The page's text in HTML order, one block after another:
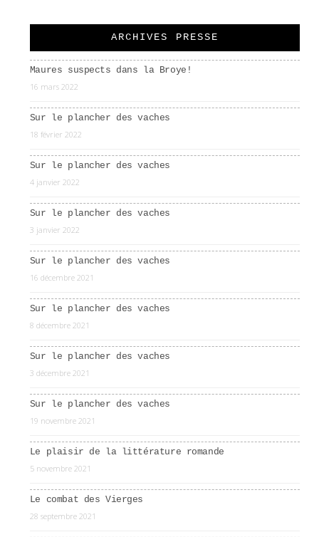
ARCHIVES PRESSE
Maures suspects dans la Broye!
16 mars 2022
Sur le plancher des vaches
18 février 2022
Sur le plancher des vaches
4 janvier 2022
Sur le plancher des vaches
3 janvier 2022
Sur le plancher des vaches
16 décembre 2021
Sur le plancher des vaches
8 décembre 2021
Sur le plancher des vaches
3 décembre 2021
Sur le plancher des vaches
19 novembre 2021
Le plaisir de la littérature romande
5 novembre 2021
Le combat des Vierges
28 septembre 2021